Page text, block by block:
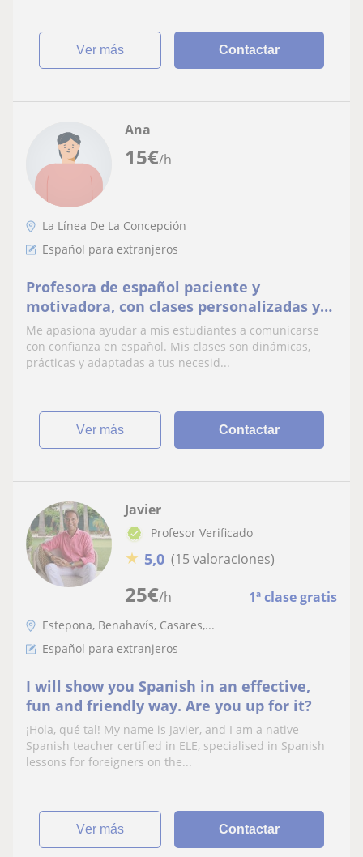
ver más Contactar
15€/h
Ana
La Línea De La Concepción
Español para extranjeros
Profesora de español paciente y
motivadora, con clases personalizadas y
dinámicas enfocadas en la comunicación
real.
Me apasiona ayudar a mis estudiantes a comunicarse
con confianza en español. Mis clases son dinámicas,
prácticas y adaptadas a tus necesid...
ver más Contactar
25€/h 1ª clase gratis
Javier
Profesor Verificado
★ 5,0 (15 valoraciones)
Estepona, Benahavís, Casares,...
Español para extranjeros
I will show you Spanish in an effective,
fun and friendly way. Are you up for it?
¡Hola, qué tal! My name is Javier, and I am a native
Spanish teacher certified in ELE, specialised in Spanish
lessons for foreigners on the...
ver más Contactar